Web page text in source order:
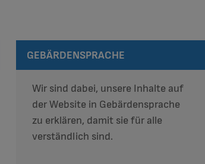
GEBÄRDENSPRACHE
Wir sind dabei, unsere Inhalte auf
der Website in Gebärdensprache
zu erklären, damit sie für alle
verständlich sind.